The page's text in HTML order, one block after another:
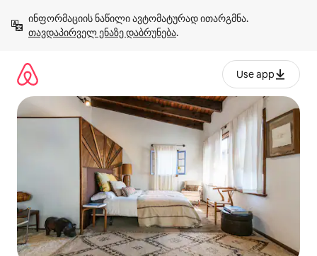
გადასვლა
თავდაპირველ ენაზე დაბრუნება.
Use app